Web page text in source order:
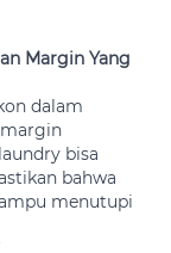
Margin Yang
dalam
bisa
bahwa
menutupi